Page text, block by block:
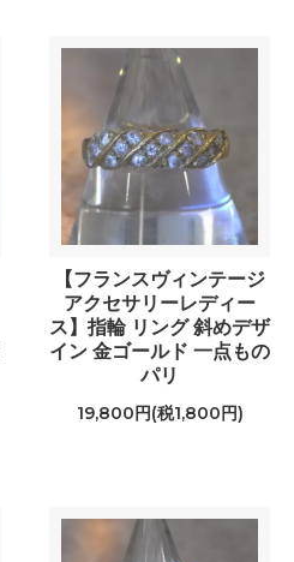
【フランスヴィンテージ
アクセサリーレディー
ス】指輪 リング 斜めデザ
イン 金ゴールド 一点もの
パリ
19,800円(税1,800円)